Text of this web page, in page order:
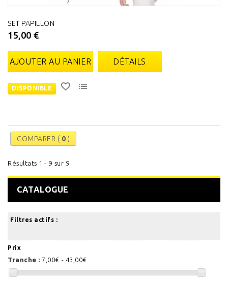
SET PAPILLON
15,00 €
AJOUTER AU PANIER DÉTAILS
DISPONIBLE
COMPARER ( 0 )
Résultats 1 - 9 sur 9.
CATALOGUE
Filtres actifs :
Prix
Tranche : 7,00€ - 43,00€